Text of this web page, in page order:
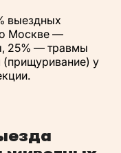
выездных
Москве —
25% — травмы
у